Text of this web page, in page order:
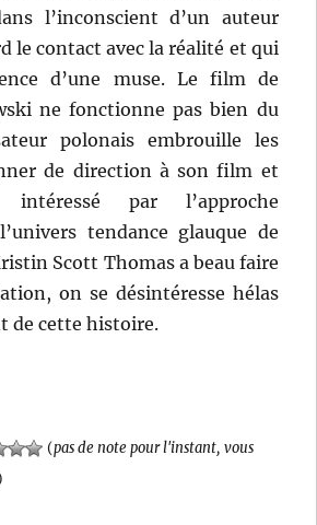
l’inconscient d’un auteur
le contact avec la réalité et qui
d’une muse. Le film de
ne fonctionne pas bien du
polonais embrouille les
de direction à son film et
par l’approche
tendance glauque de
Scott Thomas a beau faire
on se désintéresse hélas
de cette histoire.
(pas de note pour l'instant, vous